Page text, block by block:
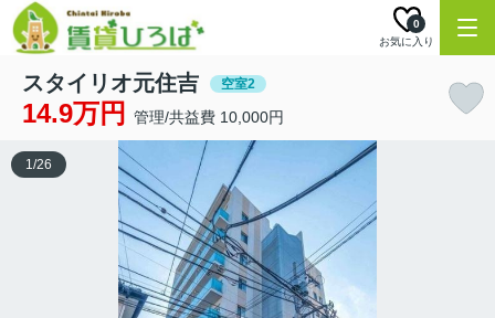
お気に入り
0
スタイリオ元住吉 空室2
14.9万円 管理/共益費 10,000円
1/26